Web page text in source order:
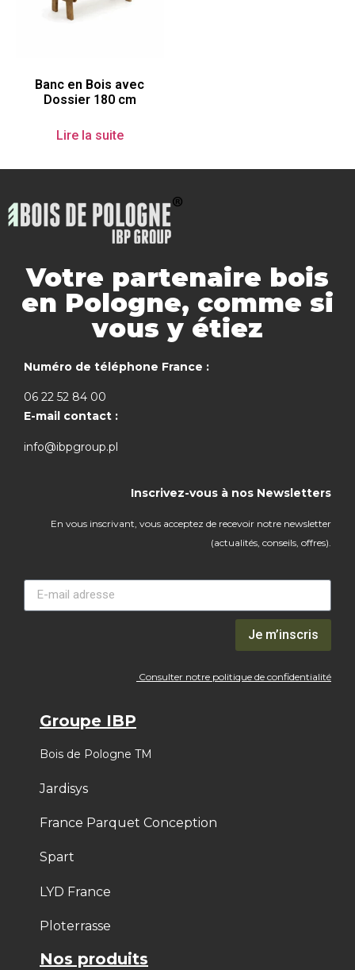
Banc en Bois avec
Dossier 180 cm
Lire la suite
Votre partenaire bois
en Pologne, comme si
vous y étiez
Numéro de téléphone France :
06 22 52 84 00
E-mail contact :
info@ibpgroup.pl
Inscrivez-vous à nos Newsletters
En vous inscrivant, vous acceptez de recevoir notre newsletter
(actualités, conseils, offres).
Je m’inscris
Consulter notre politique de confidentialité
Groupe IBP
Bois de Pologne TM
Jardisys
France Parquet Conception
Spart
LYD France
Ploterrasse
Nos produits